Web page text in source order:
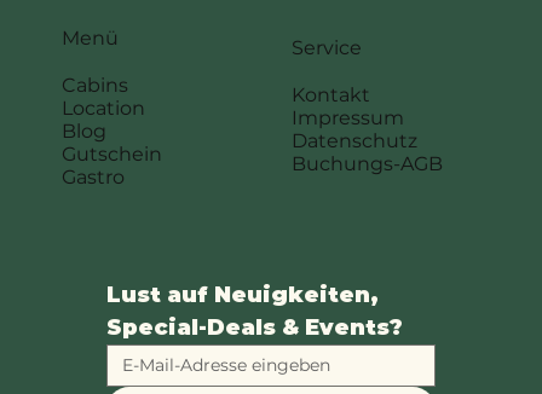
Menü
Cabins
Location
Blog
Gutschein
Gastro
Lust auf Neuigkeiten,
Special-Deals & Events?
Service
Kontakt
Impressum
Datenschutz
Buchungs-AGB